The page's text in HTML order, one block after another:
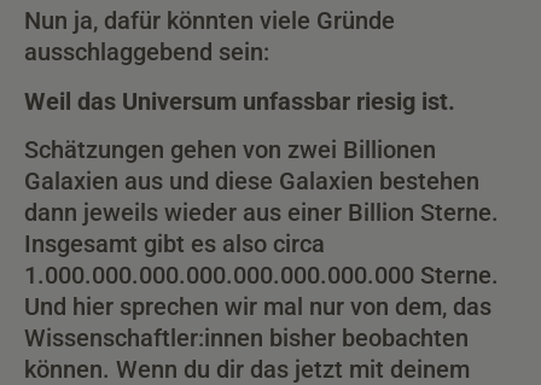
Nun ja, dafür könnten viele Gründe
ausschlaggebend sein:
Weil das Universum unfassbar riesig ist.
Schätzungen gehen von zwei Billionen
Galaxien aus und diese Galaxien bestehen
dann jeweils wieder aus einer Billion Sterne.
Insgesamt gibt es also circa
1.000.000.000.000.000.000.000.000 Sterne.
Und hier sprechen wir mal nur von dem, das
Wissenschaftler:innen bisher beobachten
können. Wenn du dir das jetzt mit deinem